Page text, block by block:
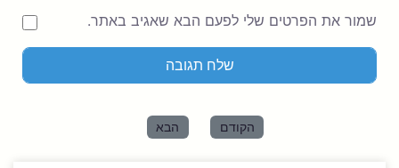
שמור את הפרטים שלי לפעם הבא שאגיב באתר.
הקודם הבא